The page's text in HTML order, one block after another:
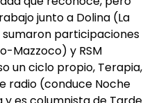
junto a Dolina (La
participaciones
Mazzoco) y RSM
un ciclo propio, Terapia,
radio (conduce Noche